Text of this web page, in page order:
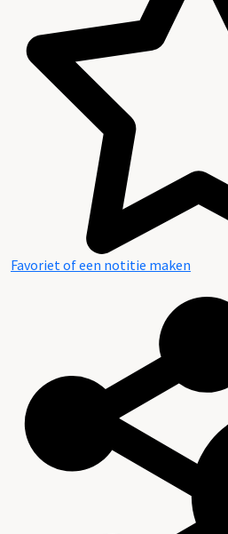
Favoriet of een notitie maken